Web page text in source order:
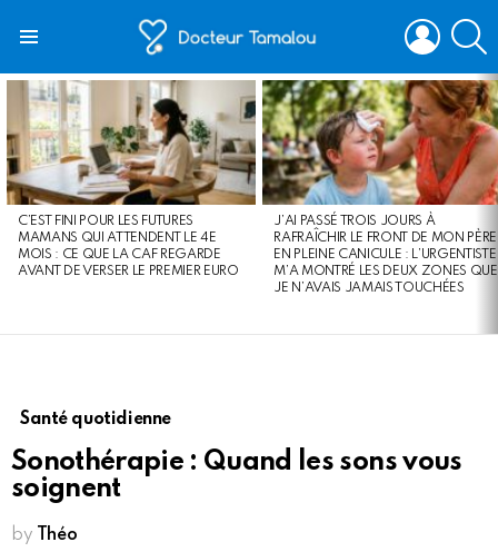
LOGIN
LATEST
STORIES
C’EST FINI POUR LES FUTURES
MAMANS QUI ATTENDENT LE 4E
MOIS : CE QUE LA CAF REGARDE
AVANT DE VERSER LE PREMIER EURO
J’AI PASSÉ TROIS JOURS À
RAFRAÎCHIR LE FRONT DE MON PÈRE
EN PLEINE CANICULE : L’URGENTISTE
M’A MONTRÉ LES DEUX ZONES QUE
JE N’AVAIS JAMAIS TOUCHÉES
Santé quotidienne
Sonothérapie : Quand les sons vous
soignent
by Théo